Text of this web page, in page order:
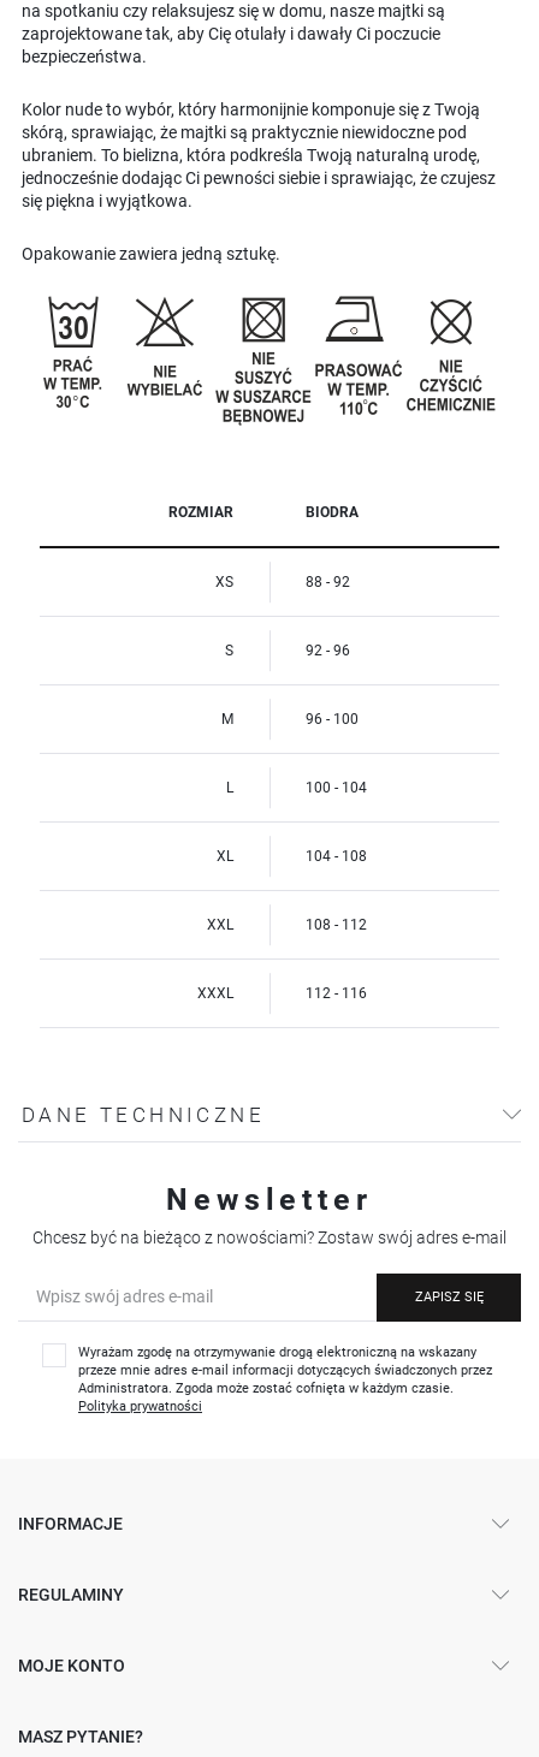
na spotkaniu czy relaksujesz się w domu, nasze majtki są
zaprojektowane tak, aby Cię otulały i dawały Ci poczucie
bezpieczeństwa.
Kolor nude to wybór, który harmonijnie komponuje się z Twoją
skórą, sprawiając, że majtki są praktycznie niewidoczne pod
ubraniem. To bielizna, która podkreśla Twoją naturalną urodę,
jednocześnie dodając Ci pewności siebie i sprawiając, że czujesz
się piękna i wyjątkowa.
Opakowanie zawiera jedną sztukę.
ROZMIAR BIODRA
XS 88 - 92
S 92 - 96
M 96 - 100
L 100 - 104
XL 104 - 108
XXL 108 - 112
XXXL 112 - 116
DANE TECHNICZNE
Newsletter
Chcesz być na bieżąco z nowościami? Zostaw swój adres e-mail
ZAPISZ SIĘ
Wyrażam zgodę na otrzymywanie drogą elektroniczną na wskazany
przeze mnie adres e-mail informacji dotyczących świadczonych przez
Administratora. Zgoda może zostać cofnięta w każdym czasie.
Polityka prywatności
INFORMACJE
REGULAMINY
MOJE KONTO
MASZ PYTANIE?